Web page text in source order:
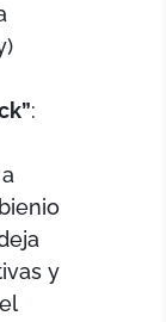
:
y